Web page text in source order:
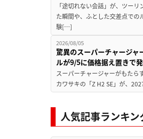
「途切れない会話」が、ツー
た瞬間や、ふとした交差点で
験[…]
2026/08/05
驚異のスーパーチャージ
ルが9/5に価格据え置きで
スーパーチャージャーがもたら
カワサキの「Z H2 SE」が、
人気記事ランキ